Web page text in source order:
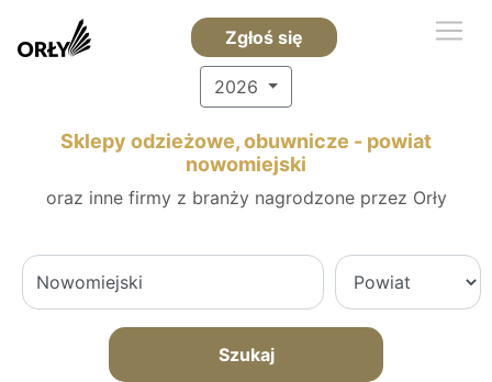
Zgłoś się
2026
Sklepy odzieżowe, obuwnicze - powiat
nowomiejski
oraz inne firmy z branży nagrodzone przez Orły
Szukaj